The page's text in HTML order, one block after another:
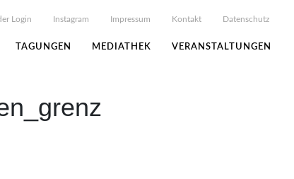
Login Instagram Impressum Kontakt Datenschutz
TAGUNGEN MEDIATHEK VERANSTALTUNGEN